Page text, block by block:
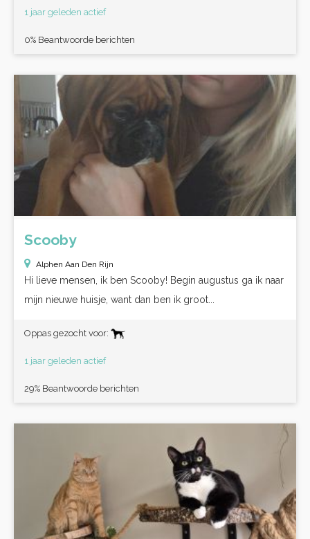
1 jaar geleden actief
0% Beantwoorde berichten
Scooby
Alphen Aan Den Rijn
Hi lieve mensen, ik ben Scooby! Begin augustus ga ik naar
mijn nieuwe huisje, want dan ben ik groot...
Oppas gezocht voor:
1 jaar geleden actief
29% Beantwoorde berichten